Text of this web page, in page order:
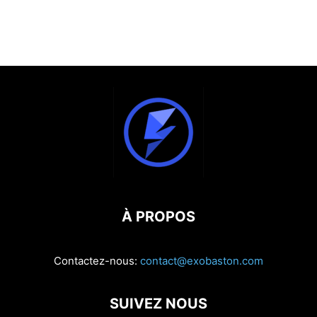
À PROPOS
Contactez-nous: contact@exobaston.com
SUIVEZ NOUS